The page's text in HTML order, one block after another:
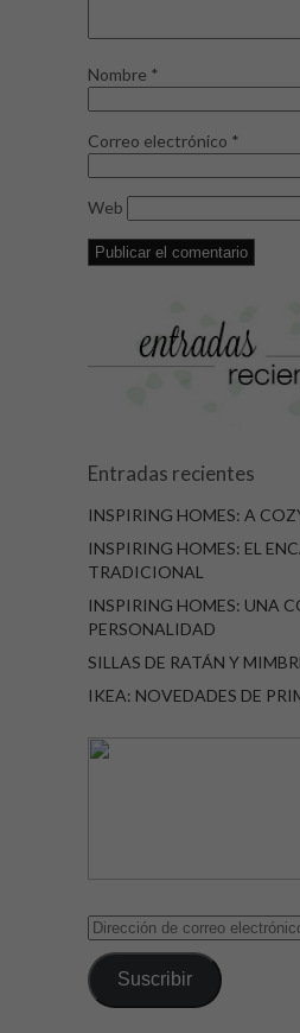
Nombre *
Correo electrónico *
Web
Entradas recientes
INSPIRING HOMES: A
INSPIRING HOMES: EL
TRADICIONAL
INSPIRING HOMES: UNA
PERSONALIDAD
SILLAS DE RATÁN Y
IKEA: NOVEDADES DE
Dirección
correo
electrónico
Suscribir